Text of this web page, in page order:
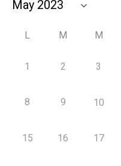
L M M
1 2 3
8 9 10
15 16 17